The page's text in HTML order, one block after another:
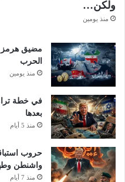
ولكن…
منذ يومين
مضيق هرمز
الحرب
منذ يومين
في خطة
بعدها
منذ 5 أيام
حروب
واشنطن
منذ 7 أيام